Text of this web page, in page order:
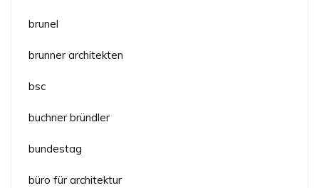
brunel
brunner architekten
bsc
buchner bründler
bundestag
büro für architektur